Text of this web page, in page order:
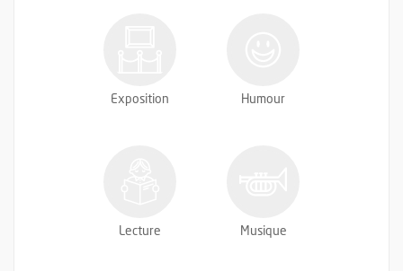
Exposition Humour
Lecture Musique